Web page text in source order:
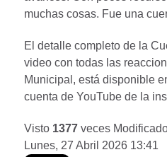
muchas cosas. Fue una
El detalle completo de la
video con todas las
Municipal, está disponible
cuenta de YouTube de la
Visto 1377 veces
Lunes, 27 Abril 2026 13:41